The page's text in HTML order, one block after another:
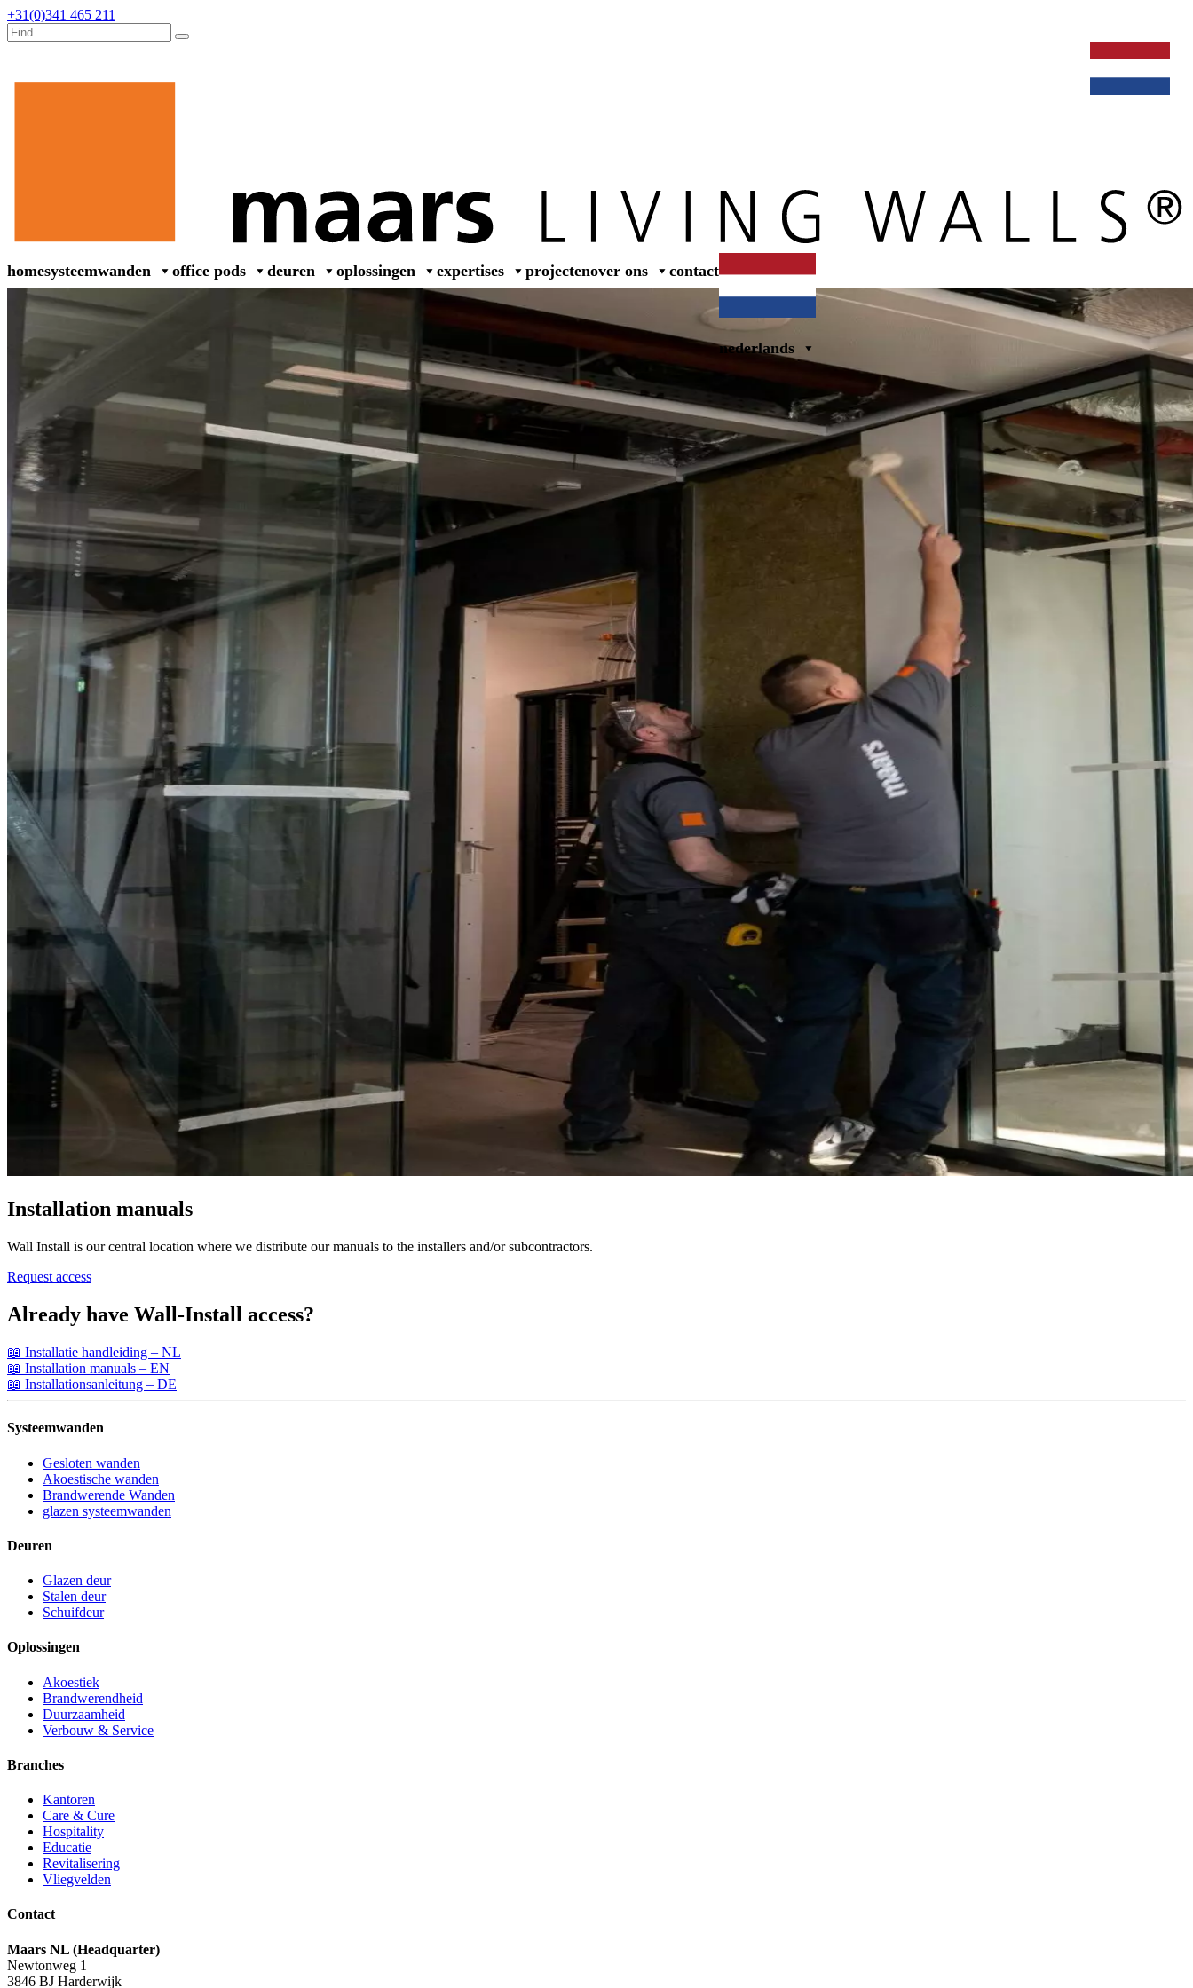
+31(0)341 465 211
homesysteemwanden office pods deuren oplossingen expertises projectenover ons contact
nederlands
Installation manuals
Wall Install is our central location where we distribute our manuals to the installers and/or subcontractors.
Request access
Already have Wall-Install access?
📖 Installatie handleiding – NL
📖 Installation manuals – EN
📖 Installationsanleitung – DE
Systeemwanden
Gesloten wanden
Akoestische wanden
Brandwerende Wanden
glazen systeemwanden
Deuren
Glazen deur
Stalen deur
Schuifdeur
Oplossingen
Akoestiek
Brandwerendheid
Duurzaamheid
Verbouw & Service
Branches
Kantoren
Care & Cure
Hospitality
Educatie
Revitalisering
Vliegvelden
Contact
Maars NL (Headquarter)
Newtonweg 1
3846 BJ Harderwijk